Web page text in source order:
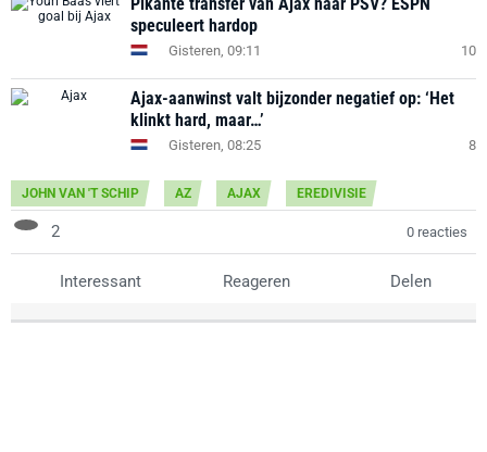
speculeert hardop
Gisteren, 09:11 10
Ajax-aanwinst valt bijzonder negatief op: ‘Het
klinkt hard, maar…’
Gisteren, 08:25 8
JOHN VAN 'T SCHIP AZ AJAX EREDIVISIE
2 0 reacties
Interessant Reageren Delen